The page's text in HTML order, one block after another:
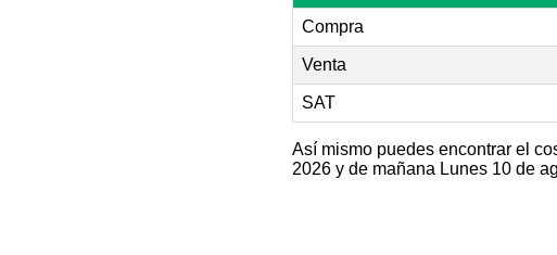
Compra
Venta
SAT
Así mismo puedes encontrar el
2026 y de mañana Lunes 10 de